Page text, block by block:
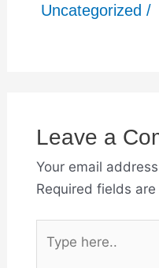
Uncategorized /
Leave a
Your email
Required fields are
here..